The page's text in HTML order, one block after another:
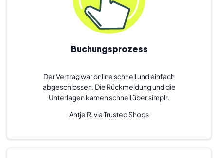
Buchungsprozess
Der Vertrag war online schnell und einfach
abgeschlossen. Die Rückmeldung und die
Unterlagen kamen schnell über simplr.
Antje R. via Trusted Shops